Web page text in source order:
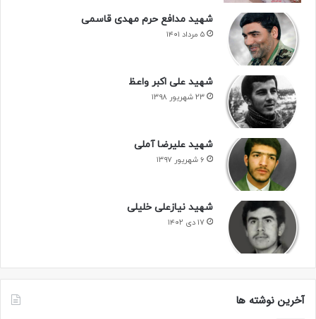
شهید مدافع حرم مهدی قاسمی
۵ مرداد ۱۴۰۱
شهید علی اکبر واعظ
۲۳ شهریور ۱۳۹۸
شهید علیرضا آملی
۶ شهریور ۱۳۹۷
شهید نیازعلی خلیلی
۱۷ دی ۱۴۰۲
آخرین نوشته ها